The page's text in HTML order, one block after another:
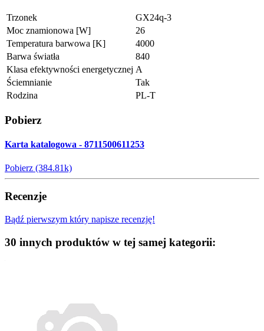
Trzonek
GX24q-3
Moc znamionowa [W]
26
Temperatura barwowa [K]
4000
Barwa światła
840
Klasa efektywności energetycznej A
Ściemnianie
Tak
Rodzina
PL-T
Pobierz
Karta katalogowa - 8711500611253
Pobierz (384.81k)
Recenzje
Bądź pierwszym który napisze recenzję!
30 innych produktów w tej samej kategorii: